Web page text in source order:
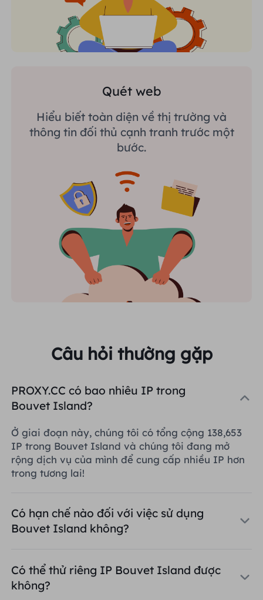
Quét web
Hiểu biết toàn diện về thị trường và
thông tin đối thủ cạnh tranh trước một
bước.
Câu hỏi thường gặp
PROXY.CC có bao nhiêu IP trong
Bouvet Island?
Ở giai đoạn này, chúng tôi có tổng cộng 138,653
IP trong Bouvet Island và chúng tôi đang mở
rộng dịch vụ của mình để cung cấp nhiều IP hơn
trong tương lai!
Có hạn chế nào đối với việc sử dụng
Bouvet Island không?
Có thể thử riêng IP Bouvet Island được
không?